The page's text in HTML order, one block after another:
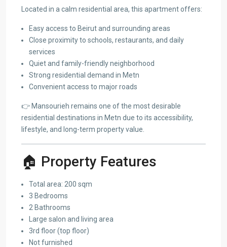
Located in a calm residential area, this apartment offers:
Easy access to Beirut and surrounding areas
Close proximity to schools, restaurants, and daily
services
Quiet and family-friendly neighborhood
Strong residential demand in Metn
Convenient access to major roads
👉 Mansourieh remains one of the most desirable
residential destinations in Metn due to its accessibility,
lifestyle, and long-term property value.
🏠 Property Features
Total area: 200 sqm
3 Bedrooms
2 Bathrooms
Large salon and living area
3rd floor (top floor)
Not furnished